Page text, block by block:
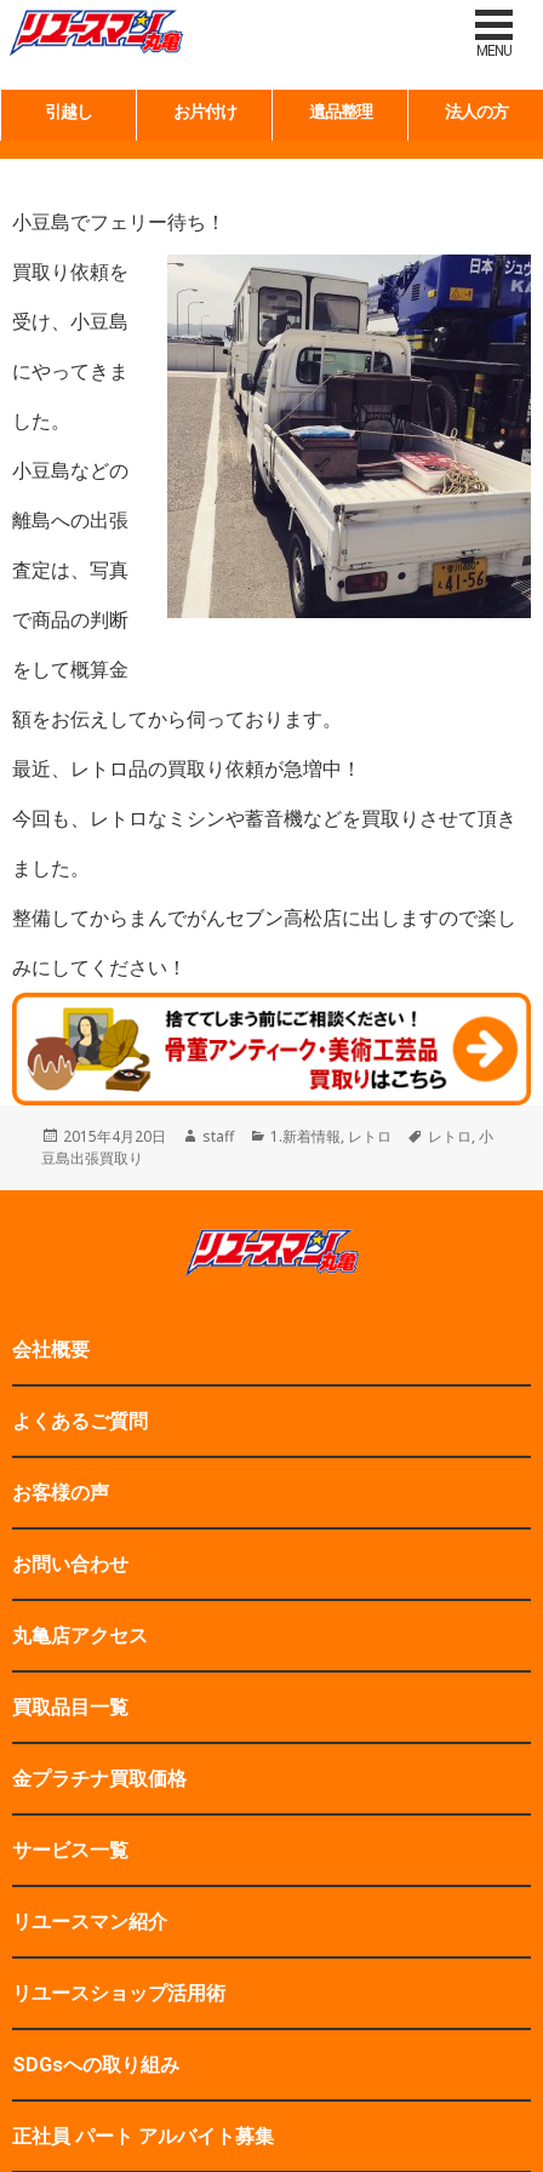
MENU
引越し お片付け 遺品整理 法人の方
タグ:小豆島出張買取り
小豆島でフェリー待ち！
買取り依頼を
受け、小豆島
にやってきま
した。
小豆島などの
離島への出張
査定は、写真
で商品の判断
をして概算金
額をお伝えしてから伺っております。
最近、レトロ品の買取り依頼が急増中！
今回も、レトロなミシンや蓄音機などを買取りさせて頂き
ました。
整備してからまんでがんセブン高松店に出しますので楽し
みにしてください！
投
稿
2015年4月20日
作
staff
カ
1.新着情報, レトロ
タ
レトロ,小
豆島出張買取り
会社概要
よくあるご質問
お客様の声
お問い合わせ
丸亀店アクセス
買取品目一覧
金プラチナ買取価格
サービス一覧
リユースマン紹介
リユースショップ活用術
SDGsへの取り組み
正社員 パート アルバイト募集